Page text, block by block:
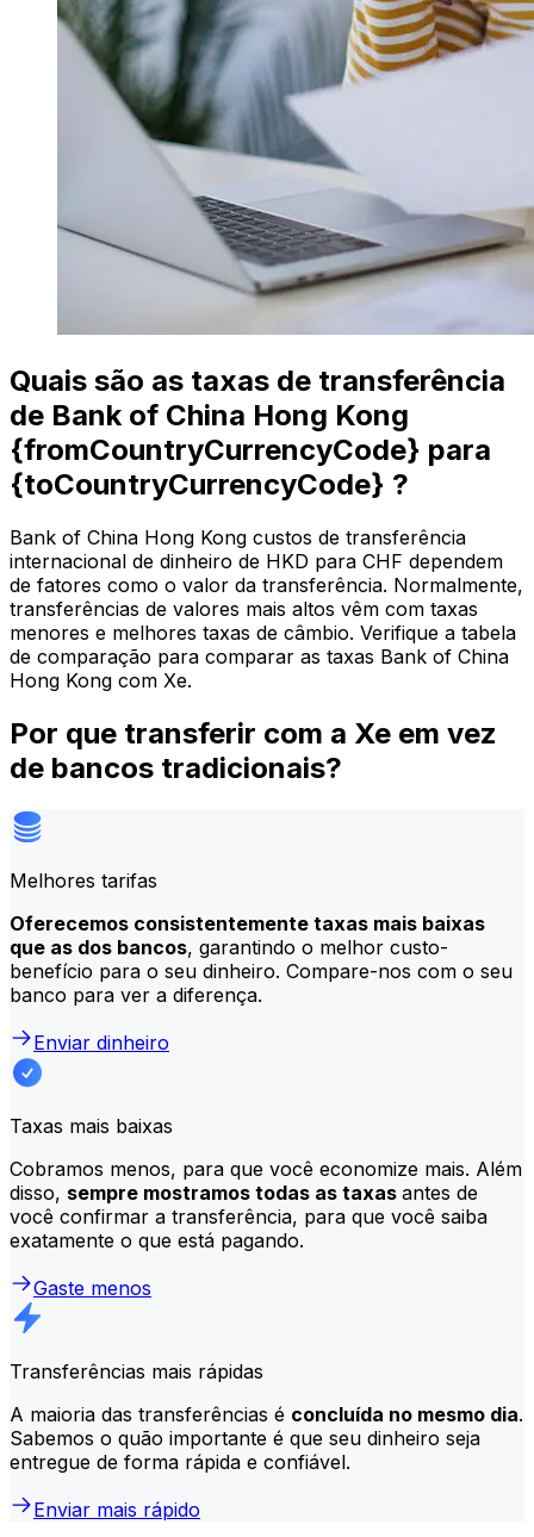
Quais são as taxas de transferência
de Bank of China Hong Kong
{fromCountryCurrencyCode} para
{toCountryCurrencyCode} ?
Bank of China Hong Kong custos de transferência
internacional de dinheiro de HKD para CHF dependem
de fatores como o valor da transferência. Normalmente,
transferências de valores mais altos vêm com taxas
menores e melhores taxas de câmbio. Verifique a tabela
de comparação para comparar as taxas Bank of China
Hong Kong com Xe.
Por que transferir com a Xe em vez
de bancos tradicionais?
Melhores tarifas
Oferecemos consistentemente taxas mais baixas
que as dos bancos, garantindo o melhor custo-
benefício para o seu dinheiro. Compare-nos com o seu
banco para ver a diferença.
Enviar dinheiro
Taxas mais baixas
Cobramos menos, para que você economize mais. Além
disso, sempre mostramos todas as taxas antes de
você confirmar a transferência, para que você saiba
exatamente o que está pagando.
Gaste menos
Transferências mais rápidas
A maioria das transferências é concluída no mesmo dia.
Sabemos o quão importante é que seu dinheiro seja
entregue de forma rápida e confiável.
Enviar mais rápido